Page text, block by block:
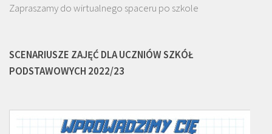
Zapraszamy do wirtualnego spaceru po szkole
SCENARIUSZE ZAJĘĆ DLA UCZNIÓW SZKÓŁ
PODSTAWOWYCH 2022/23